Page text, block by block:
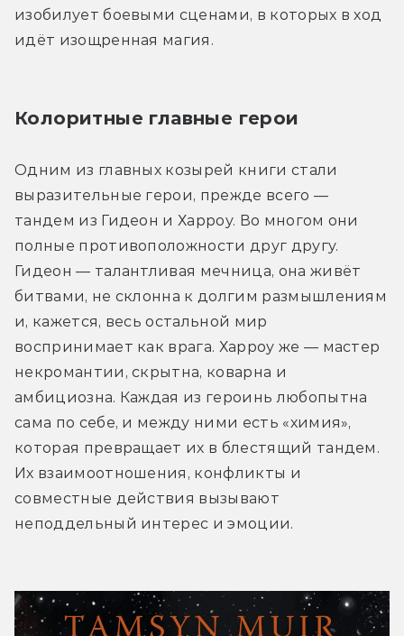
изобилует боевыми сценами, в которых в ход
идёт изощренная магия.
Колоритные главные герои
Одним из главных козырей книги стали
выразительные герои, прежде всего —
тандем из Гидеон и Харроу. Во многом они
полные противоположности друг другу.
Гидеон — талантливая мечница, она живёт
битвами, не склонна к долгим размышлениям
и, кажется, весь остальной мир
воспринимает как врага. Харроу же — мастер
некромантии, скрытна, коварна и
амбициозна. Каждая из героинь любопытна
сама по себе, и между ними есть «химия»,
которая превращает их в блестящий тандем.
Их взаимоотношения, конфликты и
совместные действия вызывают
неподдельный интерес и эмоции.